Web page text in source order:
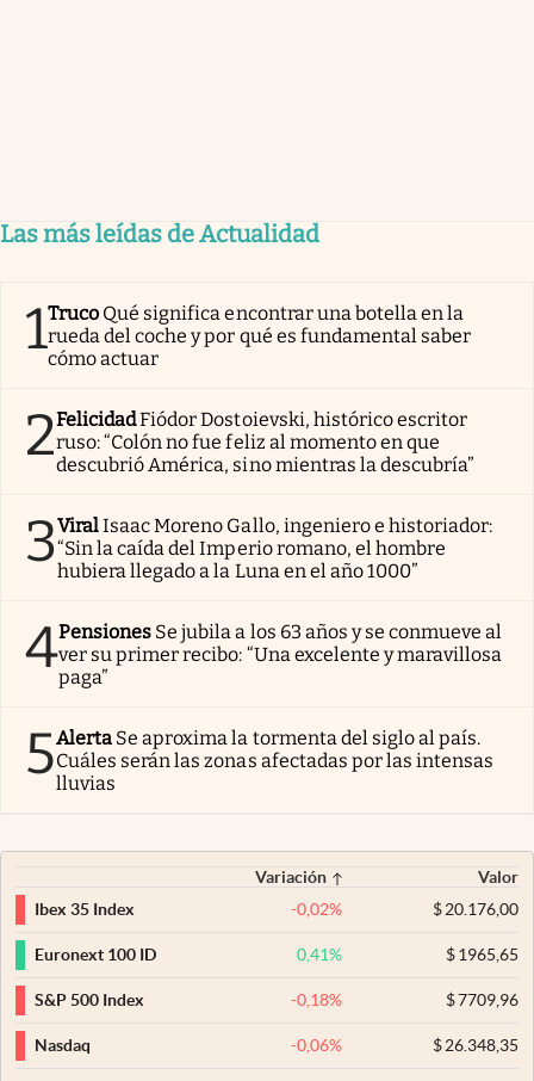
Las más leídas de Actualidad
1Truco Qué significa encontrar una botella en la
rueda del coche y por qué es fundamental saber
cómo actuar
2FelicidadFiódor Dostoievski, histórico escritor
ruso: “Colón no fue feliz al momento en que
descubrió América, sino mientras la descubría”
3ViralIsaac Moreno Gallo, ingeniero e historiador:
“Sin la caída del Imperio romano, el hombre
hubiera llegado a la Luna en el año 1000”
4Pensiones Se jubila a los 63 años y se conmueve al
ver su primer recibo: “Una excelente y maravillosa
paga”
5Alerta Se aproxima la tormenta del siglo al país.
Cuáles serán las zonas afectadas por las intensas
lluvias
Variación
Valor
Ibex 35 Index
-0,02% $20.176,00
Euronext 100 ID 0,41% $1965,65
S&P 500 Index -0,18% $7709,96
Nasdaq -0,06% $26.348,35